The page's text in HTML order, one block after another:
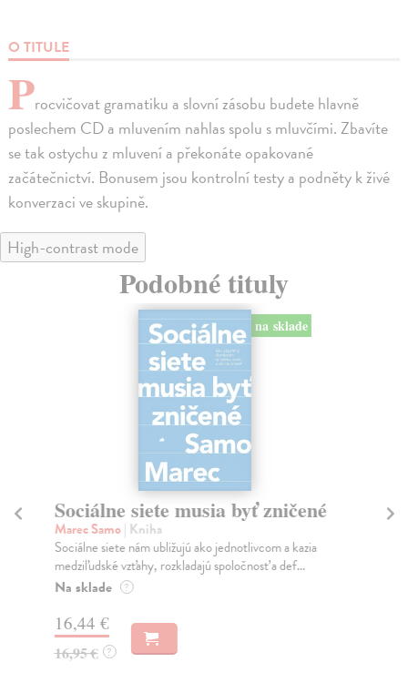
O TITULE
Procvičovat gramatiku a slovní zásobu budete hlavně
poslechem CD a mluvením nahlas spolu s mluvčími. Zbavíte
se tak ostychu z mluvení a překonáte opakované
začátečnictví. Bonusem jsou kontrolní testy a podněty k živé
konverzaci ve skupině.
High-contrast mode
Podobné tituly
na sklade
Sociálne siete musia byť zničené
Marec Samo| Kniha
Sociálne siete nám ubližujú ako jednotlivcom a kazia
medziľudské vzťahy, rozkladajú spoločnosť a def...
Na sklade ?
16,44 €
16,95 € ?